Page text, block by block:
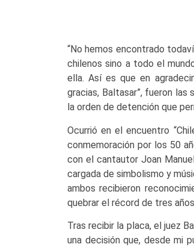
“No hemos encontrado
chilenos sino a todo el
ella. Así es que en
gracias, Baltasar”, fueron las
la orden de detención que
Ocurrió en el encuentro
conmemoración por los 50
con el cantautor Joan
cargada de simbolismo y
ambos recibieron
quebrar el récord de tres
Tras recibir la placa, el juez
una decisión que, desde mi